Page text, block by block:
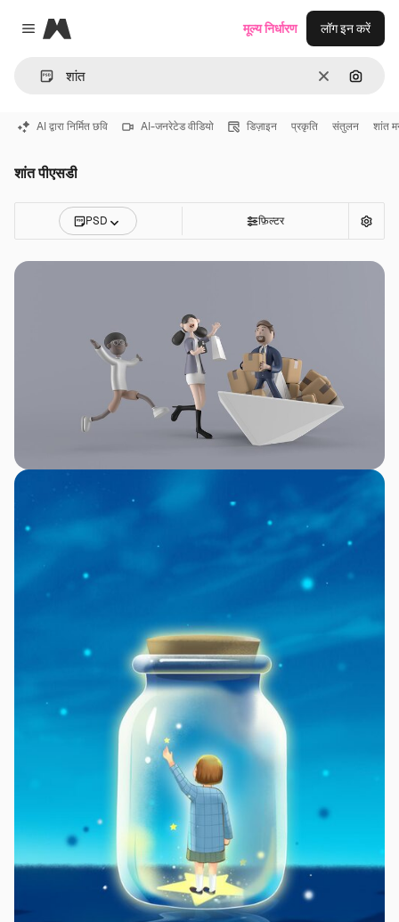
Close menu
Magnific
साफ़ इमेज से
मूल्य निर्धारण लॉग इन करें
AI द्वारा निर्मित छवि AI-जनरेटेड वीडियो डिज़ाइन प्रकृति संतुलन शांत
शांत पीएसडी
PSD फ़िल्टर